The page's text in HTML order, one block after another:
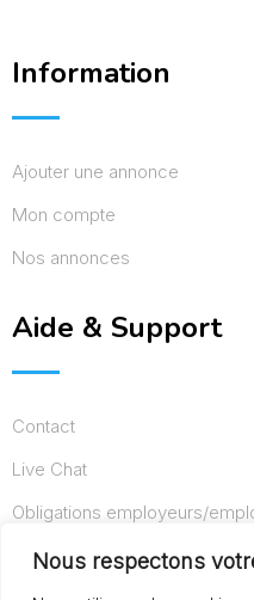
Nous respectons
Information
Ajouter une annonce
Mon compte
Nos annonces
Aide & Support
Contact
Live Chat
Obligations employeurs/
Conditions d’utilisation